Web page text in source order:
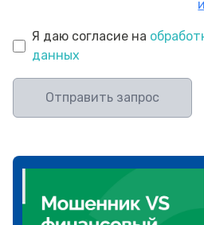
Я даю согласие на
данных
Отправить запрос